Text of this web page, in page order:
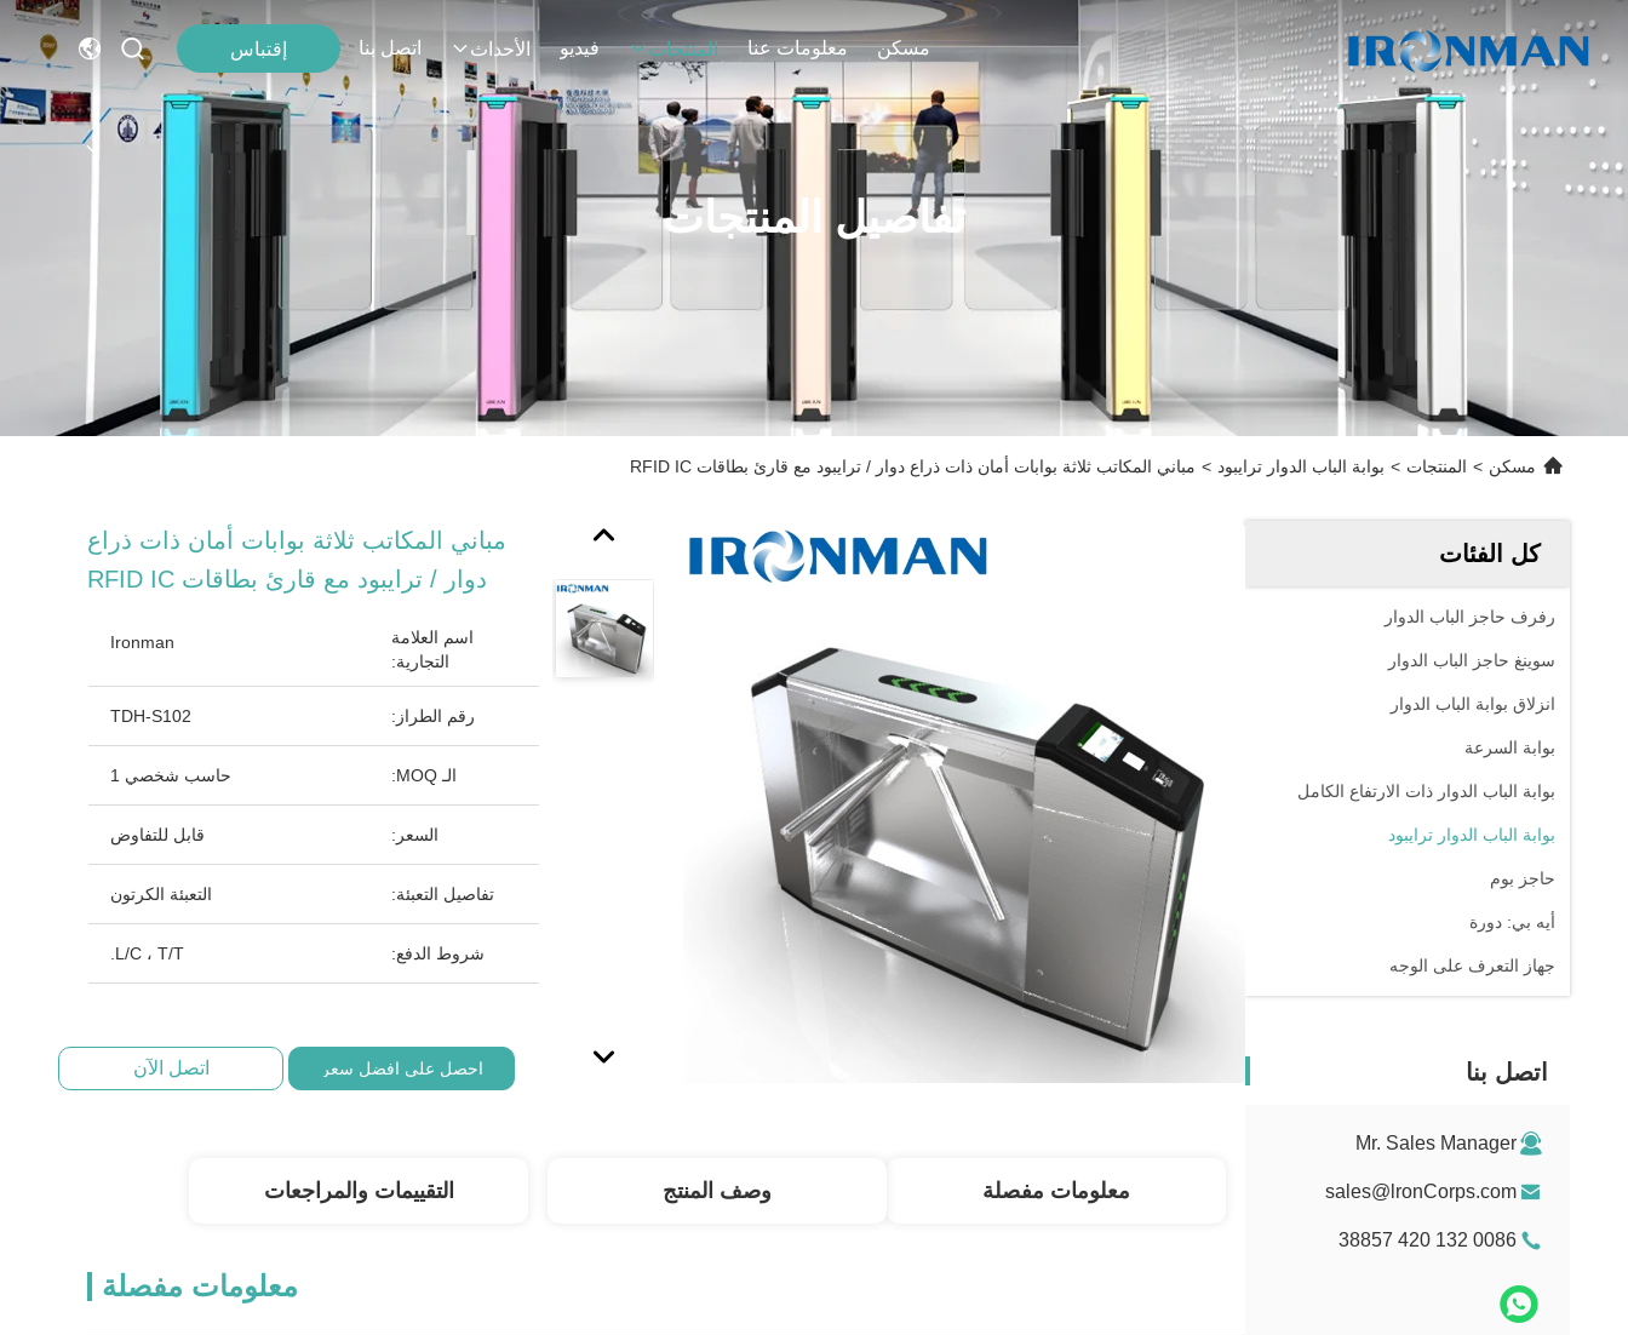
مسكن معلومات عنا المنتجات فيديو الأحداث اتصل بنا إقتباس
تفاصيل المنتجات
مسكن > المنتجات > بوابة الباب الدوار ترايبود > مباني المكاتب ثلاثة بوابات أمان ذات ذراع دوار / ترايبود مع قارئ بطاقات RFID IC
كل الفئات
رفرف حاجز الباب الدوار
سوينغ حاجز الباب الدوار
انزلاق بوابة الباب الدوار
بوابة السرعة
بوابة الباب الدوار ذات الارتفاع الكامل
بوابة الباب الدوار ترايبود
حاجز بوم
أيه بي: دورة
جهاز التعرف على الوجه
اتصل بنا
Mr. Sales Manager
sales@lronCorps.com
0086 132 420 38857
مباني المكاتب ثلاثة بوابات أمان ذات ذراع
دوار / ترايبود مع قارئ بطاقات RFID IC
اسم العلامة
التجارية:
Ironman
رقم الطراز: TDH-S102
الـ MOQ: حاسب شخصي 1
السعر: قابل للتفاوض
تفاصيل التعبئة: التعبئة الكرتون
شروط الدفع: L/C ، T/T.
احصل على افضل سعر اتصل الآن
معلومات مفصلة وصف المنتج التقييمات والمراجعات
معلومات مفصلة